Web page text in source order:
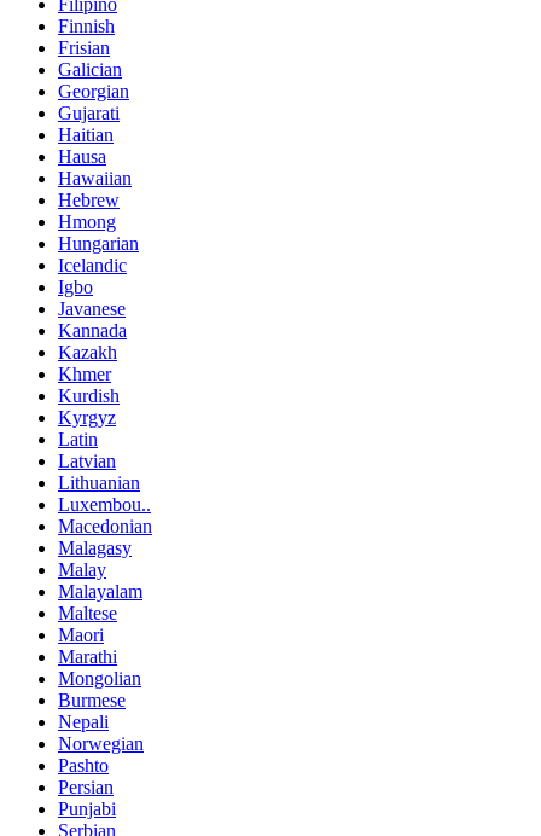
Finnish
Frisian
Galician
Georgian
Gujarati
Haitian
Hausa
Hawaiian
Hebrew
Hmong
Hungarian
Icelandic
Igbo
Javanese
Kannada
Kazakh
Khmer
Kurdish
Kyrgyz
Latin
Latvian
Lithuanian
Luxembou..
Macedonian
Malagasy
Malay
Malayalam
Maltese
Maori
Marathi
Mongolian
Burmese
Nepali
Norwegian
Pashto
Persian
Punjabi
Serbian